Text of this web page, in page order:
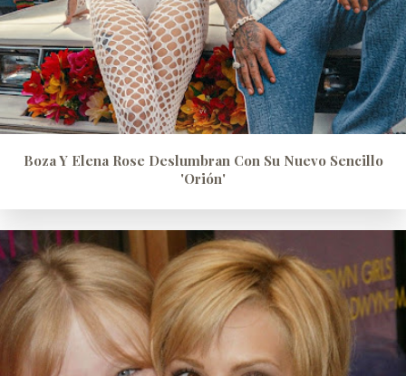
Boza Y Elena Rose Deslumbran Con Su Nuevo Sencillo
'Orión'